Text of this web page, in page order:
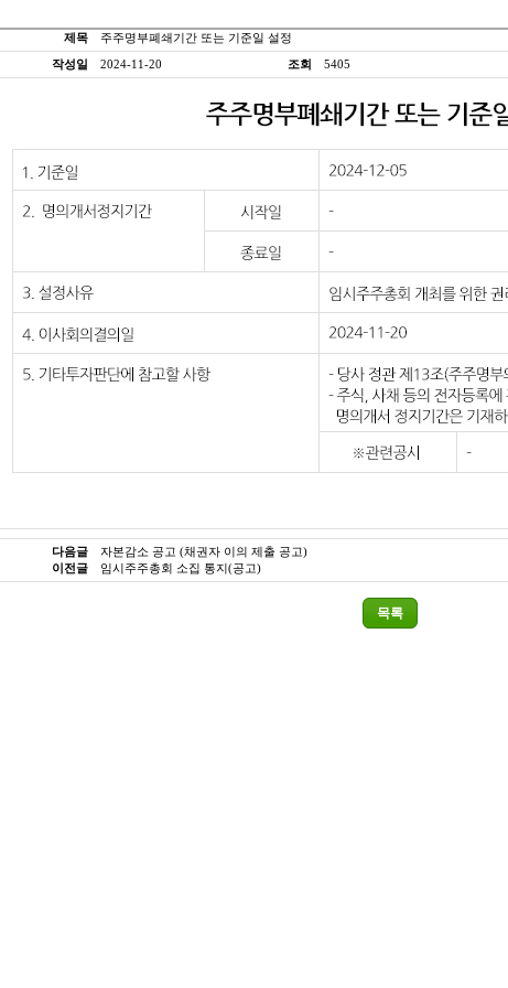
제목
주주명부폐쇄기간 또는 기준일 설정
작성일
2024-11-20 조회 5405
다음글
자본감소 공고 (채권자 이의 제출 공고)
이전글
임시주주총회 소집 통지(공고)
목록